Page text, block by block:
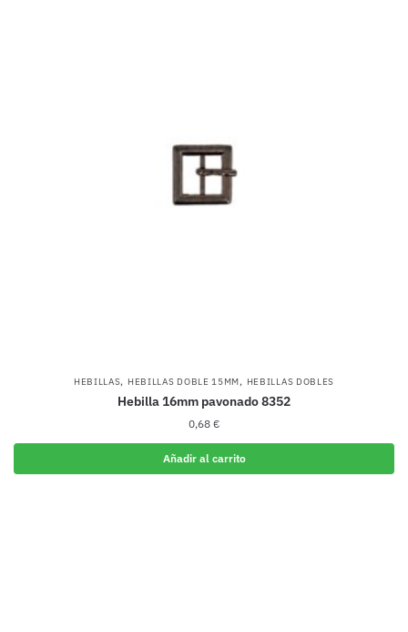
HEBILLAS, HEBILLAS DOBLE 15MM, HEBILLAS DOBLES
Hebilla 16mm pavonado 8352
0,68 €
Añadir al carrito